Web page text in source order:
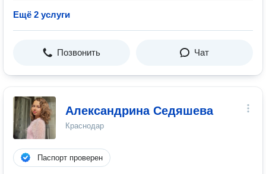
Ещё 2 услуги
Позвонить Чат
Александрина Седяшева
Краснодар
Паспорт проверен